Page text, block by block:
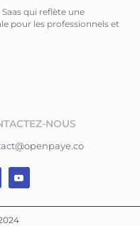
qui reflète une
pour les professionnels et
NOUS